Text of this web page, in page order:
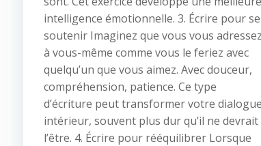
intelligence émotionnelle. 3. Écrire pour se
soutenir Imaginez que vous vous adressez
à vous-même comme vous le feriez avec
quelqu’un que vous aimez. Avec douceur,
compréhension, patience. Ce type
d’écriture peut transformer votre dialogue
intérieur, souvent plus dur qu’il ne devrait
l’être. 4. Écrire pour rééquilibrer Lorsque